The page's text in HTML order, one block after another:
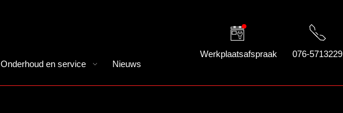
Onderhoud en service Nieuws
Werkplaatsafspraak 076-5713229